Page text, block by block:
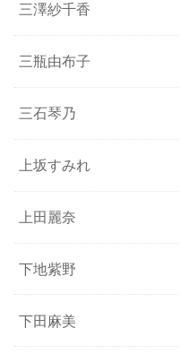
三澤紗千香
三瓶由布子
三石琴乃
上坂すみれ
上田麗奈
下地紫野
下田麻美